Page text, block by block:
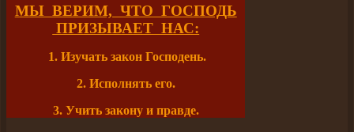
МЫ ВЕРИМ, ЧТО ГОСПОДЬ
ПРИЗЫВАЕТ НАС:
1. Изучать закон Господень.
2. Исполнять его.
3. Учить закону и правде.